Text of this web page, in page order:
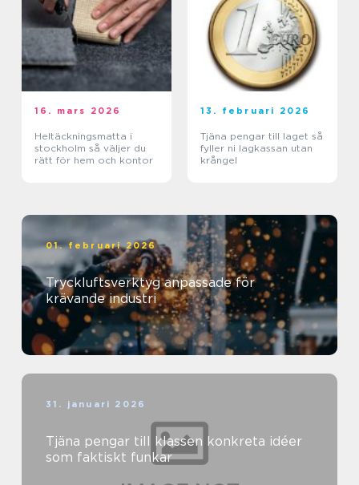
16. mars 2026
Heltäckningsmatta i
stockholm så väljer du
rätt för hem och kontor
13. februari 2026
Tjäna pengar till laget så
fyller ni lagkassan utan
krångel
01. februari 2026
Tryckluftsverktyg anpassade för
krävande industri
31. januari 2026
Tjäna pengar till klassen konkreta idéer
som faktiskt funkar